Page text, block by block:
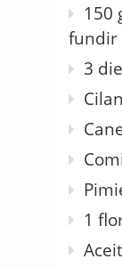
150
fundir
3
1